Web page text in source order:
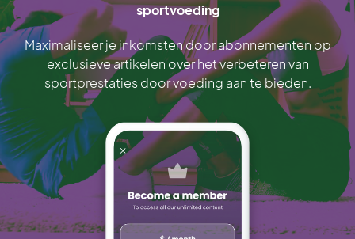
sportvoeding
Maximaliseer je inkomsten door abonnementen op
exclusieve artikelen over het verbeteren van
sportprestaties door voeding aan te bieden.